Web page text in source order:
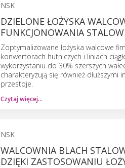
NSK
DZIELONE ŁOŻYSKA
FUNKCJONOWANIA
Zoptymalizowane łożyska walcowe
konwertorach hutniczych i liniach
wykorzystaniu do 30% szerszych
charakteryzują się również
przestoje.
Czytaj więcej…
NSK
WALCOWNIA BLACH
DZIĘKI ZASTOSOWANIU